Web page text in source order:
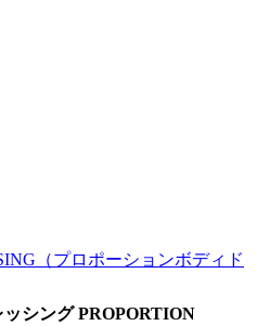
（プロポーションボディド
シング PROPORTION